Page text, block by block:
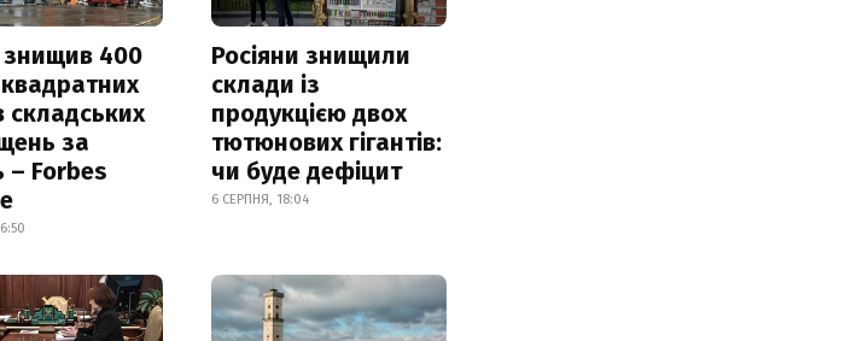
знищив 400
складських
за
– Forbes
Росіяни знищили
склади із
продукцією двох
тютюнових гігантів:
чи буде дефіцит
6 СЕРПНЯ, 18:04